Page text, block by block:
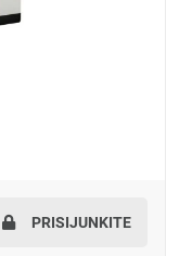
PRISIJUNKITE